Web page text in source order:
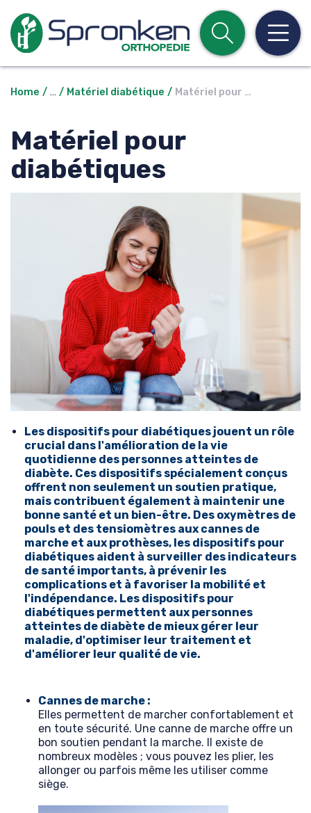
Open
Home … Matériel diabétique Matériel pour …
Matériel pour
diabétiques
Les dispositifs pour diabétiques jouent un rôle
crucial dans l'amélioration de la vie
quotidienne des personnes atteintes de
diabète. Ces dispositifs spécialement conçus
offrent non seulement un soutien pratique,
mais contribuent également à maintenir une
bonne santé et un bien-être. Des oxymètres de
pouls et des tensiomètres aux cannes de
marche et aux prothèses, les dispositifs pour
diabétiques aident à surveiller des indicateurs
de santé importants, à prévenir les
complications et à favoriser la mobilité et
l'indépendance. Les dispositifs pour
diabétiques permettent aux personnes
atteintes de diabète de mieux gérer leur
maladie, d'optimiser leur traitement et
d'améliorer leur qualité de vie.
Cannes de marche :
Elles permettent de marcher confortablement et
en toute sécurité. Une canne de marche offre un
bon soutien pendant la marche. Il existe de
nombreux modèles ; vous pouvez les plier, les
allonger ou parfois même les utiliser comme
siège.